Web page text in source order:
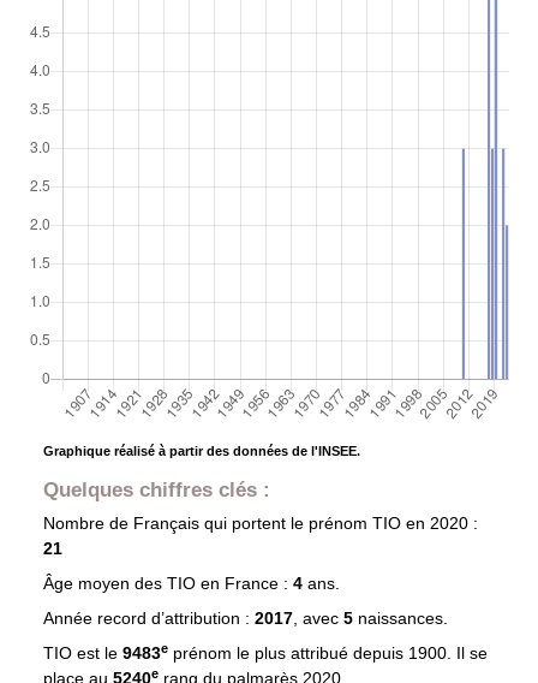
Graphique réalisé à partir des données de l'INSEE.
Quelques chiffres clés :
Nombre de Français qui portent le prénom TIO en 2020 :
21
Âge moyen des TIOen France : 4 ans.
Année record d’attribution : 2017, avec 5 naissances.
TIO est le 9483eprénom le plus attribué depuis 1900. Il se
place au 5240e rang du palmarès 2020.